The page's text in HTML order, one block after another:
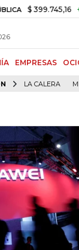
$ 399.745,16 +$
EMPRESAS
LA CALERA